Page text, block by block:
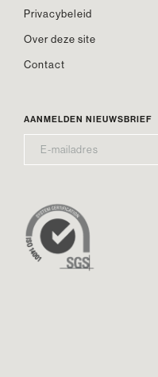
Privacybeleid
Over deze site
Contact
AANMELDEN NIEUWSBRIEF
MAILADRES*